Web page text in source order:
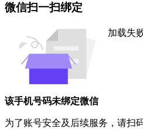
微信扫一扫绑定
加载失
该手机号码未绑定微信
为了账号安全及后续服务，请扫